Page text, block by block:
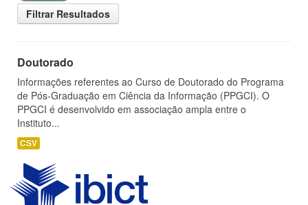
Filtrar Resultados
Doutorado
Informações referentes ao Curso de Doutorado do Programa
de Pós-Graduação em Ciência da Informação (PPGCI). O
PPGCI é desenvolvido em associação ampla entre o
Instituto...
CSV